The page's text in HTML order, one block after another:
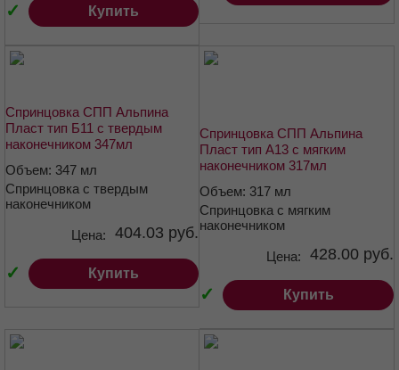
✓ Купить
Спринцовка СПП Альпина
Пласт тип Б11 с твердым
наконечником 347мл
Объем: 347 мл
Спринцовка с твердым
наконечником
✓
Цена: 404.03 руб.
Купить
Спринцовка СПП Альпина
Пласт тип А13 с мягким
наконечником 317мл
Объем: 317 мл
Спринцовка с мягким
наконечником
✓
Цена: 428.00 руб.
Купить